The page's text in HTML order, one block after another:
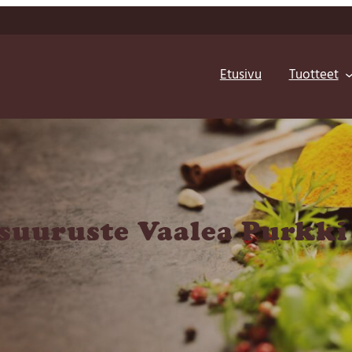
Etusivu Tuotteet
Vaalea Purkki